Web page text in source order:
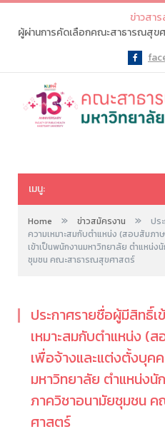
ข่าวสา
เมนู:
Home » ข่าวสมัครงาน »
ปร
ความเหมาะสมกับตำแหน่ง (สอบสัมภ
เข้าเป็นพนักงานมหาวิทยาลัย ตำแหน่
ชุมชน คณะสาธารณสุขศาสตร์
ประกาศรายชื่อผู้มีสิทธิ์
เหมาะสมกับตำแหน่ง (
เพื่อจ้างและแต่งตั้งบุค
มหาวิทยาลัย ตำแหน่ง
ภาควิชาอนามัยชุมชน
ศาสตร์